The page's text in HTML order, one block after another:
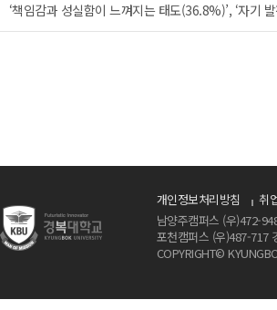
‘책임감과 성실함이 느껴지는 태도(36.8%)’, ‘자기
개인정보처리방침
취
남양주캠퍼스 (우)472-
포천캠퍼스 (우)487-717
COPYRIGHT©